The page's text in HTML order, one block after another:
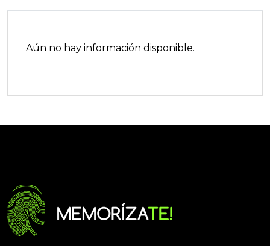
Aún no hay información disponible.